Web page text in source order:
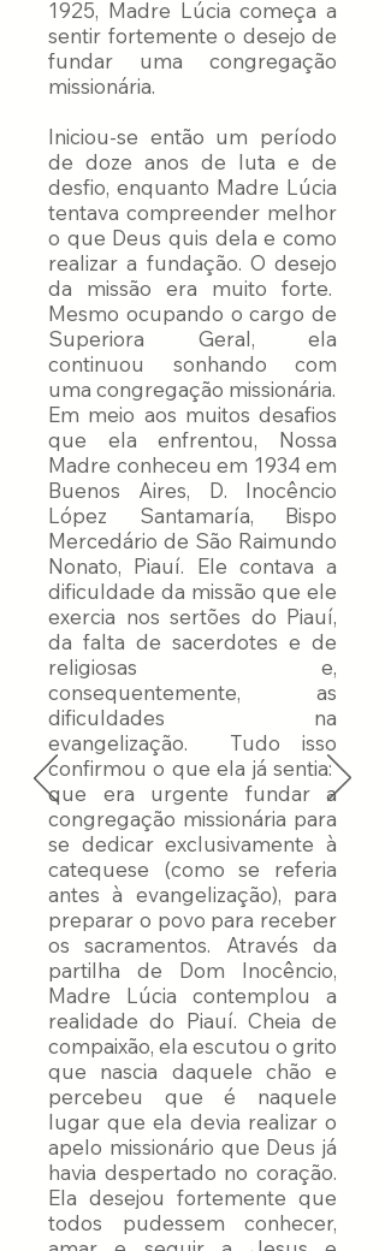
1925, Madre Lúcia começa a
sentir fortemente o desejo de
fundar uma congregação
missionária.
Iniciou-se então um período
de doze anos de luta e de
desfio, enquanto Madre Lúcia
tentava compreender melhor
o que Deus quis dela e como
realizar a fundação. O desejo
da missão era muito forte.
Mesmo ocupando o cargo de
Superiora Geral, ela
continuou sonhando com
uma congregação missionária.
Em meio aos muitos desafios
que ela enfrentou, Nossa
Madre conheceu em 1934 em
Buenos Aires, D. Inocêncio
López Santamaría, Bispo
Mercedário de São Raimundo
Nonato, Piauí. Ele contava a
dificuldade da missão que ele
exercia nos sertões do Piauí,
da falta de sacerdotes e de
religiosas e,
consequentemente, as
dificuldades na
evangelização. Tudo isso
confirmou o que ela já sentia:
que era urgente fundar a
congregação missionária para
se dedicar exclusivamente à
catequese (como se referia
antes à evangelização), para
preparar o povo para receber
os sacramentos. Através da
partilha de Dom Inocêncio,
Madre Lúcia contemplou a
realidade do Piauí. Cheia de
compaixão, ela escutou o grito
que nascia daquele chão e
percebeu que é naquele
lugar que ela devia realizar o
apelo missionário que Deus já
havia despertado no coração.
Ela desejou fortemente que
todos pudessem conhecer,